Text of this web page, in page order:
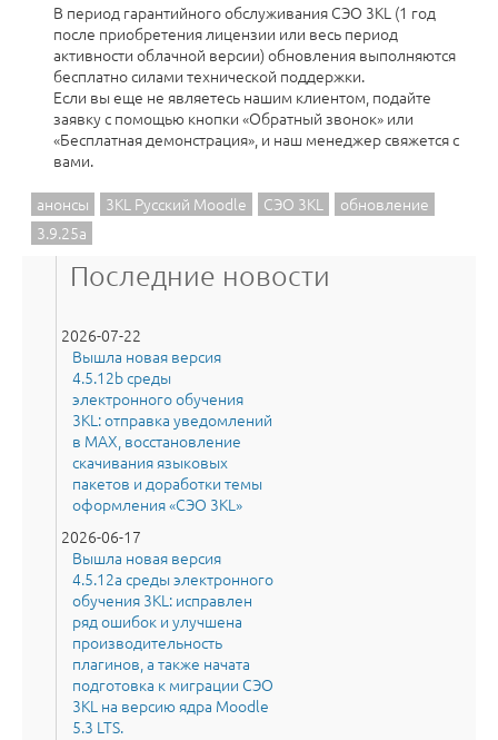
В период гарантийного обслуживания СЭО 3KL (1 год
после приобретения лицензии или весь период
активности облачной версии) обновления выполняются
бесплатно силами технической поддержки.
Если вы еще не являетесь нашим клиентом, подайте
заявку с помощью кнопки «Обратный звонок» или
«Бесплатная демонстрация», и наш менеджер свяжется с
вами.
анонсы
3KL Русский Moodle СЭО 3KL
обновление
3.9.25a
Последние новости
2026-07-22
Вышла новая версия
4.5.12b среды
электронного обучения
3KL: отправка уведомлений
в MAX, восстановление
скачивания языковых
пакетов и доработки темы
оформления «СЭО 3KL»
2026-06-17
Вышла новая версия
4.5.12a среды электронного
обучения 3KL: исправлен
ряд ошибок и улучшена
производительность
плагинов, а также начата
подготовка к миграции СЭО
3KL на версию ядра Moodle
5.3 LTS.